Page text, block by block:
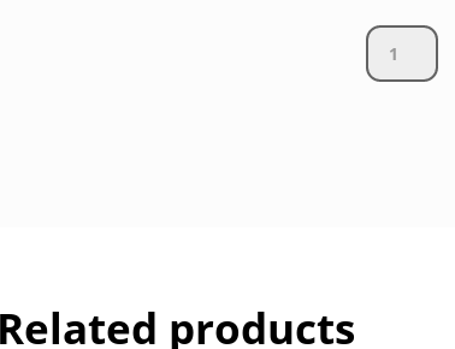
Bombe
de
Related products